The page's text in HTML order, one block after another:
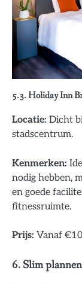
5.3. Holiday Inn
Locatie: Dicht
stadscentrum.
Kenmerken:
nodig hebben,
en goede
fitnessruimte.
Prijs: Vanaf
6. Slim